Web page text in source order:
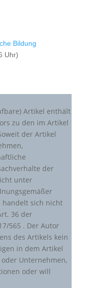
Bildung
Uhr)
Artikel enthält
zu den im Artikel
der Artikel
der
unter
handelt sich nicht
36 der
565 . Der Autor
des Artikels kein
in dem Artikel
Unternehmen,
oder will